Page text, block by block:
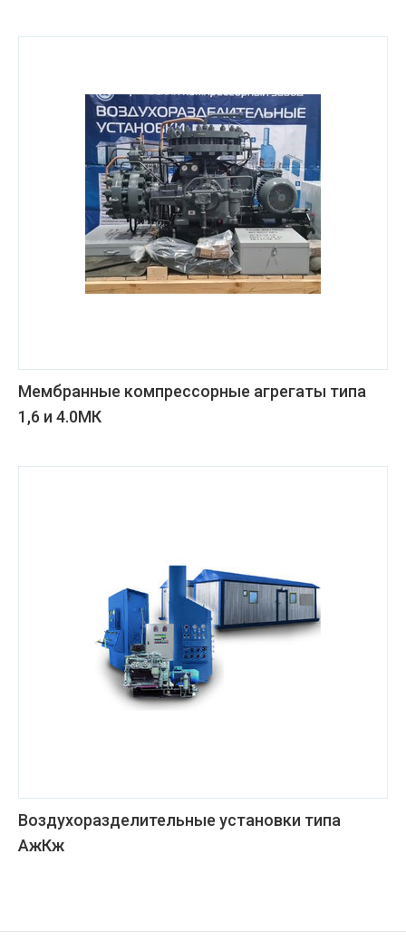
Мембранные компрессорные агрегаты типа
1,6 и 4.0МК
Воздухоразделительные установки типа
АжКж